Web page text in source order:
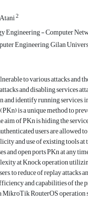
2
- Computer
Engineering, Gilan
to various attacks and
and disabling services
identify running services,
is a unique method to
aim of PKn is hiding the
users are allowed
and use of existing tools
and open ports PKn at any
at Knock operation
to reduce of replay attacks
and capabilities of the
MikroTik RouterOS operation